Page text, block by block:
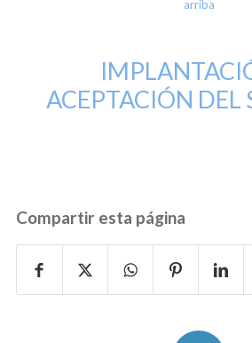
arriba
ACEPTACIÓN DEL
Compartir esta página